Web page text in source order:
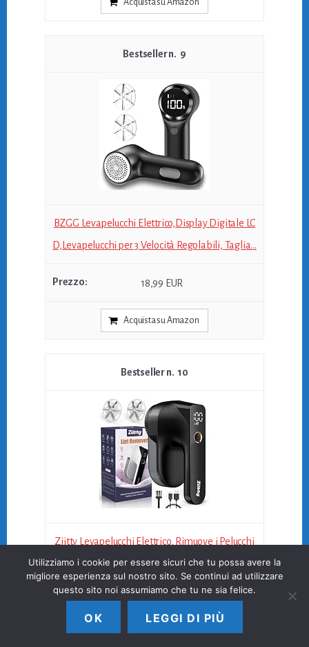
Acquista su Amazon
9
BZGG Levapelucchi Elettrico,Display Digitale LC
D,Levapelucchi per 3 Velocità Regolabili, Taglia...
18,99 EUR
Acquista su Amazon
10
Ziitty Levapelucchi Elettrico, Rimuove i Pelucchi
per 3 Livelli di Potenza Regolabili, Taglia...
27,99 EUR
Utilizziamo i cookie per essere sicuri che tu possa avere la
migliore esperienza sul nostro sito. Se continui ad utilizzare
questo sito noi assumiamo che tu ne sia felice.
OK LEGGI DI PIÙ